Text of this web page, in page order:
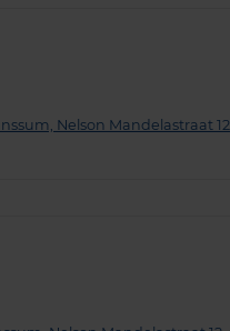
Nelson Mandelastraat 12